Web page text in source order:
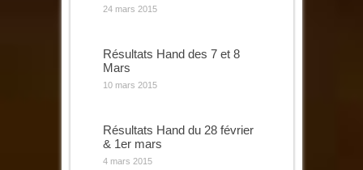
24 mars 2015
Résultats Hand des 7 et 8
Mars
10 mars 2015
Résultats Hand du 28 février
& 1er mars
4 mars 2015